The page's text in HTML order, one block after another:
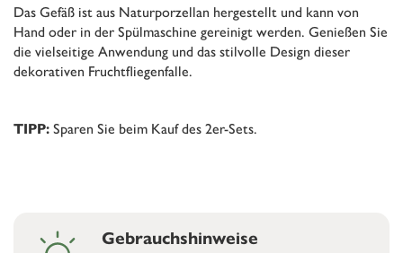
Das Gefäß ist aus Naturporzellan hergestellt und kann von
Hand oder in der Spülmaschine gereinigt werden. Genießen Sie
die vielseitige Anwendung und das stilvolle Design dieser
dekorativen Fruchtfliegenfalle.
TIPP: Sparen Sie beim Kauf des 2er-Sets.
Gebrauchshinweise